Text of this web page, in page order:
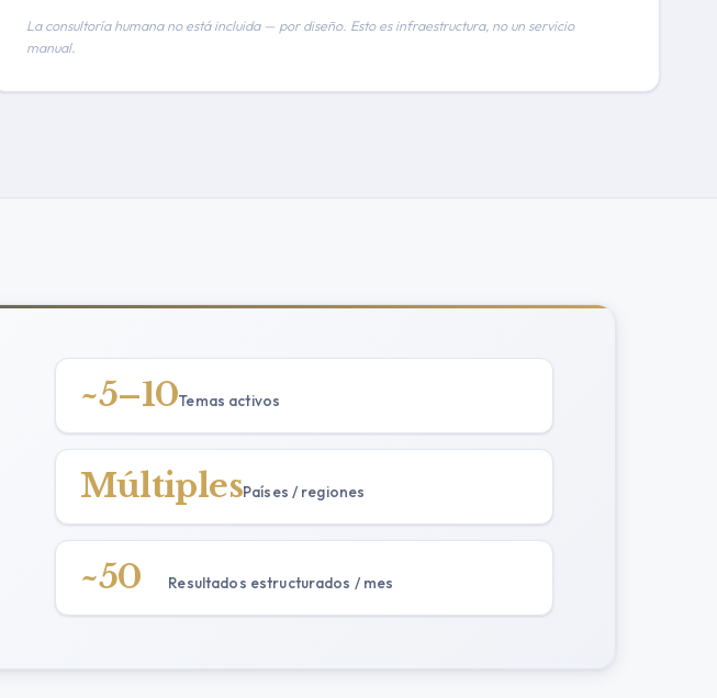
La consultoría humana no está incluida — por diseño. Esto es infraestructura, no un servicio
manual.
~5–10Temas activos
MúltiplesPaíses / regiones
~50 Resultados estructurados / mes